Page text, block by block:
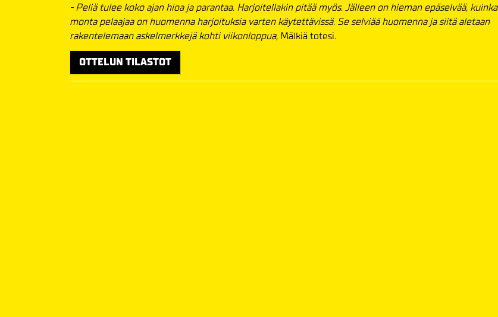
- Peliä tulee koko ajan hioa ja parantaa. Harjoitellakin pitää myös. Jälleen on hieman epäselvää, kuinka
monta pelaajaa on huomenna harjoituksia varten käytettävissä. Se selviää huomenna ja siitä aletaan
rakentelemaan askelmerkkejä kohti viikonloppua, Mälkiä totesi.
OTTELUN TILASTOT